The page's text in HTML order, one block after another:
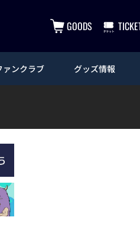
GOODS
ァンクラブ グッズ情報